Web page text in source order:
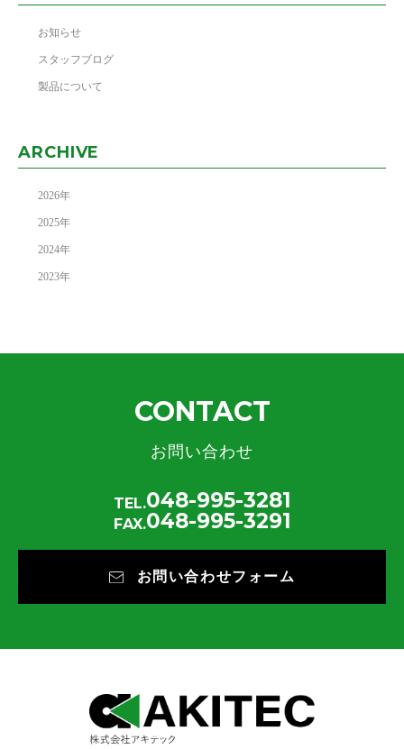
お知らせ
スタッフブログ
製品について
ARCHIVE
2026年
2025年
2024年
2023年
CONTACT
お問い合わせ
TEL.048-995-3281
FAX.048-995-3291
お問い合わせフォーム